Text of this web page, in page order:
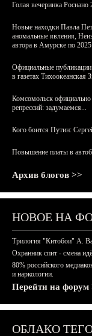
Голая вечеринка Роснано
Новые находки Павла
аномальные явления,
автора в Амурске по 2025
Официальные
в газетах
Комсомольск официально
репрессий: задумаемся...
Кого боится Путин:
Повышение платы в
Архив блогов >>
НОВОЕ НА
Трилогия "Китобои" А.
Охранник спит - смена
80% российского
и наркологии.
Перейти на форум
ОБЛАКО